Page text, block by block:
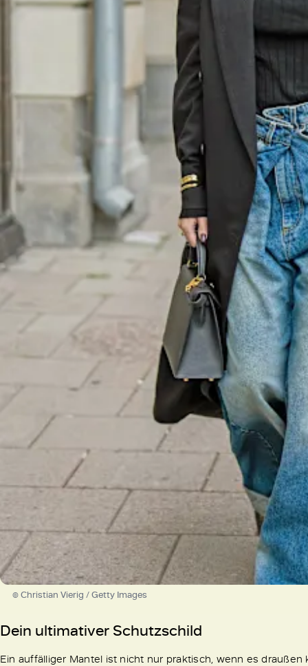
© Christian Vierig / Getty Images
Dein ultimativer Schutzschild
Ein auffälliger Mantel ist nicht nur praktisch, wenn es